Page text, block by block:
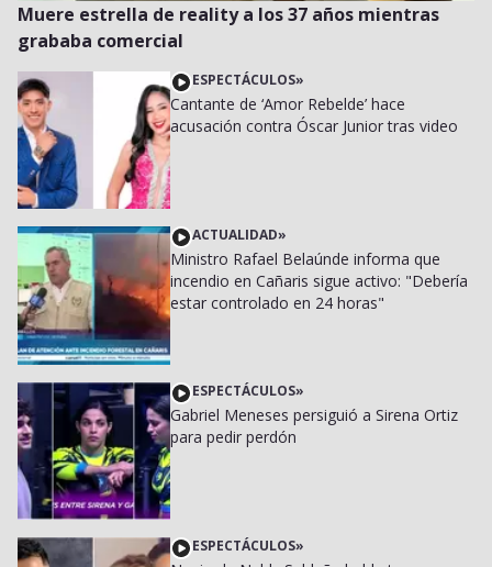
Muere estrella de reality a los 37 años mientras
grababa comercial
ESPECTÁCULOS»
Cantante de ‘Amor Rebelde’ hace
acusación contra Óscar Junior tras video
ACTUALIDAD»
Ministro Rafael Belaúnde informa que
incendio en Cañaris sigue activo: "Debería
estar controlado en 24 horas"
ESPECTÁCULOS»
Gabriel Meneses persiguió a Sirena Ortiz
para pedir perdón
ESPECTÁCULOS»